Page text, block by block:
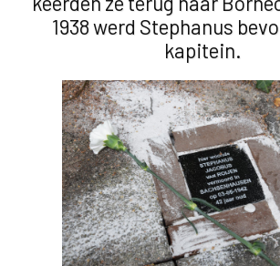
1938 werd Stephanus
kapitein.